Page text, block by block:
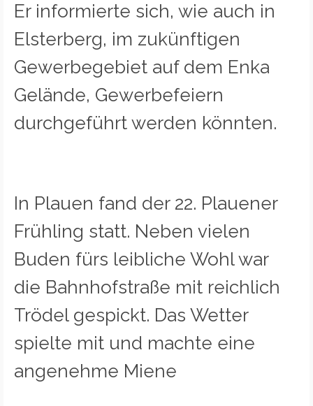
Er informierte sich, wie auch in
Elsterberg, im zukünftigen
Gewerbegebiet auf dem Enka
Gelände, Gewerbefeiern
durchgeführt werden könnten.
In Plauen fand der 22. Plauener
Frühling statt. Neben vielen
Buden fürs leibliche Wohl war
die Bahnhofstraße mit reichlich
Trödel gespickt. Das Wetter
spielte mit und machte eine
angenehme Miene